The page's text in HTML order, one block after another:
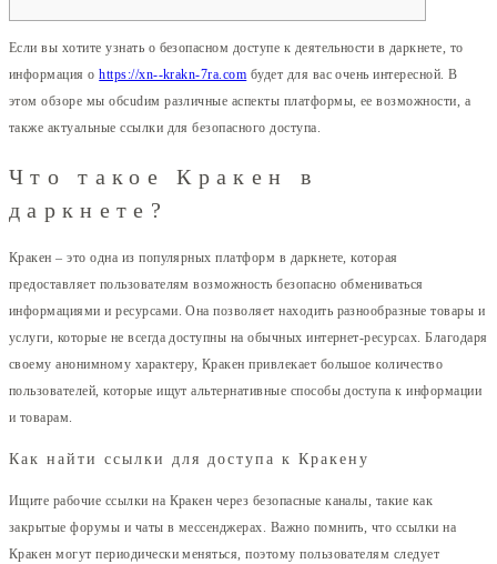
Если вы хотите узнать о безопасном доступе к деятельности в даркнете, то
информация оhttps://xn--krakn-7ra.com будет для вас очень интересной. В
этом обзоре мы обсudим различные аспекты платформы, ее возможности, а
также актуальные ссылки для безопасного доступа.
Что такое Кракен в
даркнете?
Кракен – это одна из популярных платформ в даркнете, которая
предоставляет пользователям возможность безопасно обмениваться
информациями и ресурсами. Она позволяет находить разнообразные товары и
услуги, которые не всегда доступны на обычных интернет-ресурсах. Благодаря
своему анонимному характеру, Кракен привлекает большое количество
пользователей, которые ищут альтернативные способы доступа к информации
и товарам.
Как найти ссылки для доступа к Кракену
Ищите рабочие ссылки на Кракен через безопасные каналы, такие как
закрытые форумы и чаты в мессенджерах. Важно помнить, что ссылки на
Кракен могут периодически меняться, поэтому пользователям следует